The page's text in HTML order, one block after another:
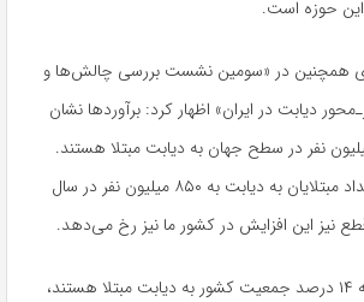
حوزه است.
همچنین در «سومین نشست بررسی چالش‌ها و
دیابت در ایران» اظهار کرد: برآوردها نشان
که حدود ۶۰۰ میلیون نفر در سطح جهان به دیابت مبتلا هستند.
پیش‌بینی می‌شود که تعداد مبتلایان به دیابت به ۸۵۰ میلیون نفر در سال
وزیر بهداشت با بیان اینکه ۱۴ درصد جمعیت کشور به دیابت مبتلا هستند،